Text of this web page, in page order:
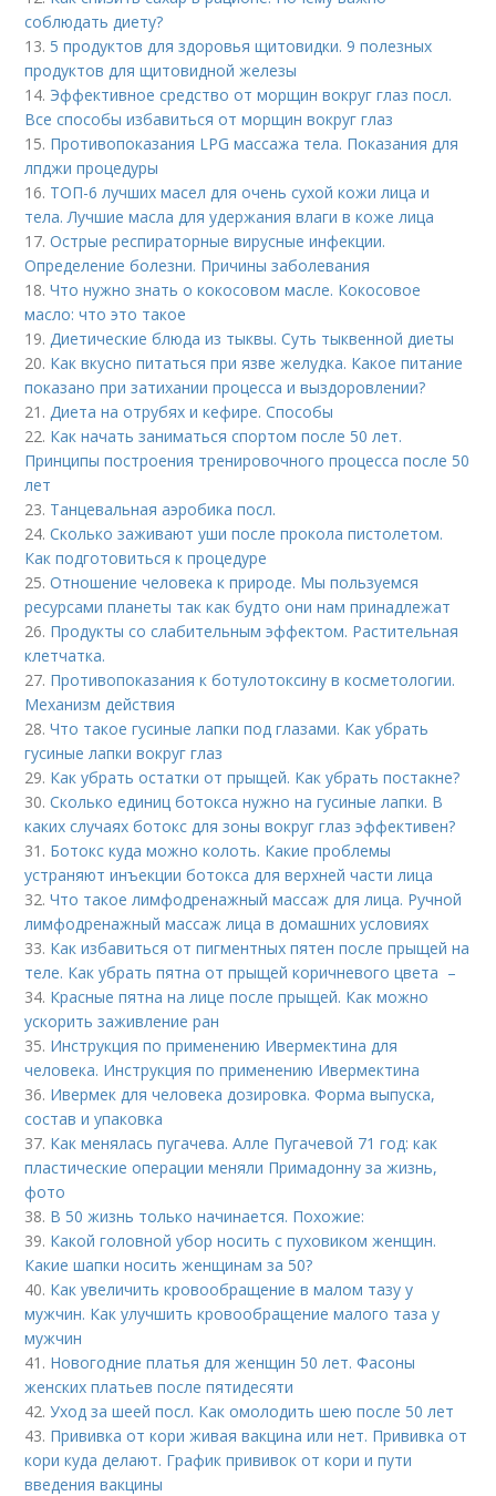
соблюдать диету?
13. 5 продуктов для здоровья щитовидки. 9 полезных
продуктов для щитовидной железы
14. Эффективное средство от морщин вокруг глаз посл.
Все способы избавиться от морщин вокруг глаз
15. Противопоказания LPG массажа тела. Показания для
лпджи процедуры
16. ТОП-6 лучших масел для очень сухой кожи лица и
тела. Лучшие масла для удержания влаги в коже лица
17.Острые респираторные вирусные инфекции.
Определение болезни. Причины заболевания
18.Что нужно знать о кокосовом масле. Кокосовое
масло: что это такое
19.Диетические блюда из тыквы. Суть тыквенной диеты
20. Как вкусно питаться при язве желудка. Какое питание
показано при затихании процесса и выздоровлении?
21.Диета на отрубях и кефире. Способы
22. Как начать заниматься спортом после 50 лет.
Принципы построения тренировочного процесса после 50
лет
23. Танцевальная аэробика посл.
24.Сколько заживают уши после прокола пистолетом.
Как подготовиться к процедуре
25.Отношение человека к природе. Мы пользуемся
ресурсами планеты так как будто они нам принадлежат
26. Продукты со слабительным эффектом. Растительная
клетчатка.
27. Противопоказания к ботулотоксину в косметологии.
Механизм действия
28.Что такое гусиные лапки под глазами. Как убрать
гусиные лапки вокруг глаз
29. Как убрать остатки от прыщей. Как убрать постакне?
30.Сколько единиц ботокса нужно на гусиные лапки. В
каких случаях ботокс для зоны вокруг глаз эффективен?
31. Ботокс куда можно колоть. Какие проблемы
устраняют инъекции ботокса для верхней части лица
32.Что такое лимфодренажный массаж для лица. Ручной
лимфодренажный массаж лица в домашних условиях
33. Как избавиться от пигментных пятен после прыщей на
теле. Как убрать пятна от прыщей коричневого цвета –
34. Красные пятна на лице после прыщей. Как можно
ускорить заживление ран
35. Инструкция по применению Ивермектина для
человека. Инструкция по применению Ивермектина
36. Ивермек для человека дозировка. Форма выпуска,
состав и упаковка
37. Как менялась пугачева. Алле Пугачевой 71 год: как
пластические операции меняли Примадонну за жизнь,
фото
38. В 50 жизнь только начинается. Похожие:
39. Какой головной убор носить с пуховиком женщин.
Какие шапки носить женщинам за 50?
40. Как увеличить кровообращение в малом тазу у
мужчин. Как улучшить кровообращение малого таза у
мужчин
41. Новогодние платья для женщин 50 лет. Фасоны
женских платьев после пятидесяти
42.Уход за шеей посл. Как омолодить шею после 50 лет
43. Прививка от кори живая вакцина или нет. Прививка от
кори куда делают. График прививок от кори и пути
введения вакцины